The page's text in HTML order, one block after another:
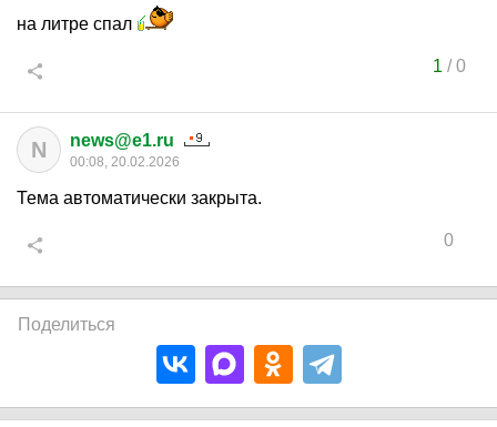
на литре спал
1 /0
N news@e1.ru
00:08, 20.02.2026
Тема автоматически закрыта.
0
Поделиться